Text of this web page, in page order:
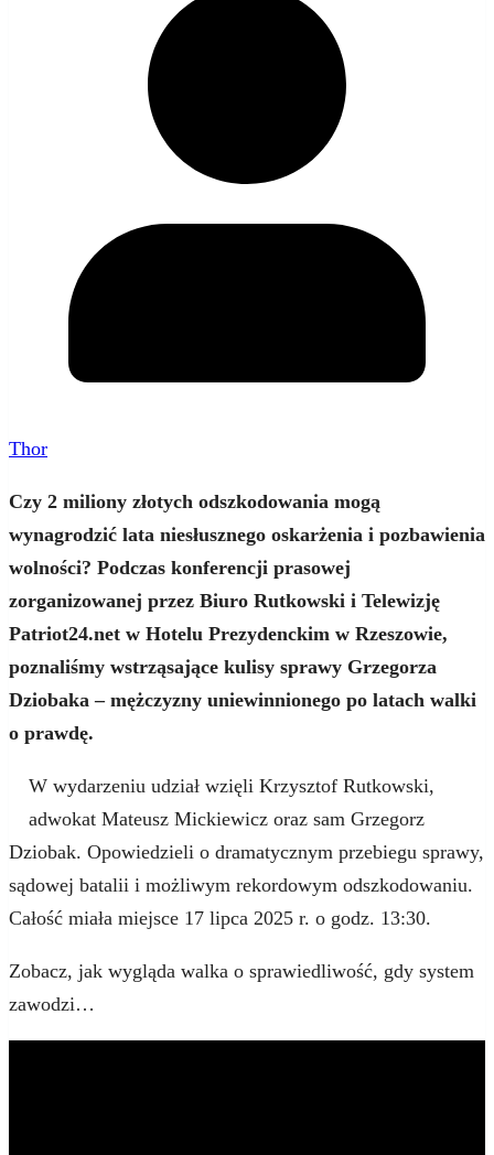
Thor
Czy 2 miliony złotych odszkodowania mogą
wynagrodzić lata niesłusznego oskarżenia i pozbawienia
wolności? Podczas konferencji prasowej
zorganizowanej przez Biuro Rutkowski i Telewizję
Patriot24.net w Hotelu Prezydenckim w Rzeszowie,
poznaliśmy wstrząsające kulisy sprawy Grzegorza
Dziobaka – mężczyzny uniewinnionego po latach walki
o prawdę.
W wydarzeniu udział wzięli Krzysztof Rutkowski,
adwokat Mateusz Mickiewicz oraz sam Grzegorz
Dziobak. Opowiedzieli o dramatycznym przebiegu sprawy,
sądowej batalii i możliwym rekordowym odszkodowaniu.
Całość miała miejsce 17 lipca 2025 r. o godz. 13:30.
Zobacz, jak wygląda walka o sprawiedliwość, gdy system
zawodzi…